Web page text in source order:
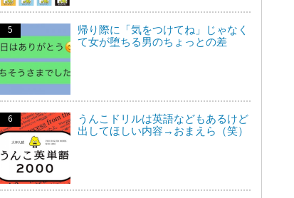
帰り際に「気をつけてね」じゃなく
て女が堕ちる男のちょっとの差
うんこドリルは英語などもあるけど
出してほしい内容→おまえら（笑）